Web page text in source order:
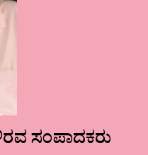
ಸಂಪಾದಕರು